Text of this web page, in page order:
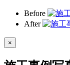
Before
After
×